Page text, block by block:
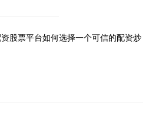
股票平台如何选择一个可信的配资炒